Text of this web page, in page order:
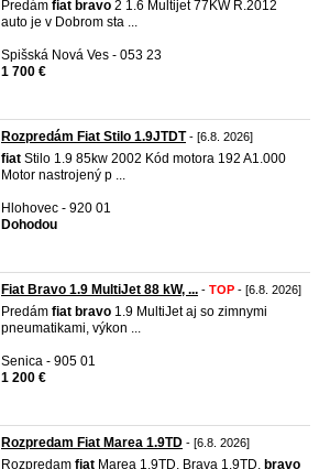
Predám fiat bravo 2 1.6 Multijet 77KW R.2012
auto je v Dobrom sta ...
Spišská Nová Ves - 053 23
1 700 €
Rozpredám Fiat Stilo 1.9JTDT- [6.8. 2026]
fiat Stilo 1.9 85kw 2002 Kód motora 192 A1.000
Motor nastrojený p ...
Hlohovec - 920 01
Dohodou
Fiat Bravo 1.9 MultiJet 88 kW, ... - TOP - [6.8. 2026]
Predám fiat bravo 1.9 MultiJet aj so zimnymi
pneumatikami, výkon ...
Senica - 905 01
1 200 €
Rozpredam Fiat Marea 1.9TD - [6.8. 2026]
Rozpredam fiat Marea 1.9TD, Brava 1,9TD, bravo